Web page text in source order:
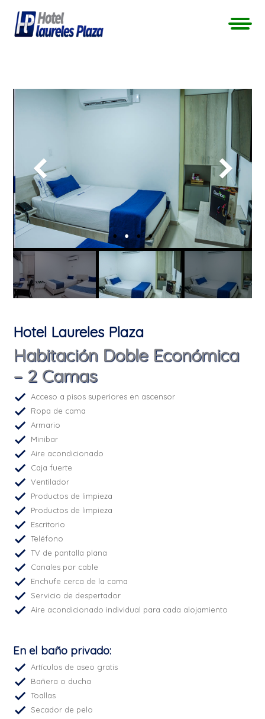
Hotel Laureles Plaza
Habitación Doble Económica
– 2 Camas
Acceso a pisos superiores en ascensor
Ropa de cama
Armario
Minibar
Aire acondicionado
Caja fuerte
Ventilador
Productos de limpieza
Productos de limpieza
Escritorio
Teléfono
TV de pantalla plana
Canales por cable
Enchufe cerca de la cama
Servicio de despertador
Aire acondicionado individual para cada alojamiento
En el baño privado:
Artículos de aseo gratis
Bañera o ducha
Toallas
Secador de pelo